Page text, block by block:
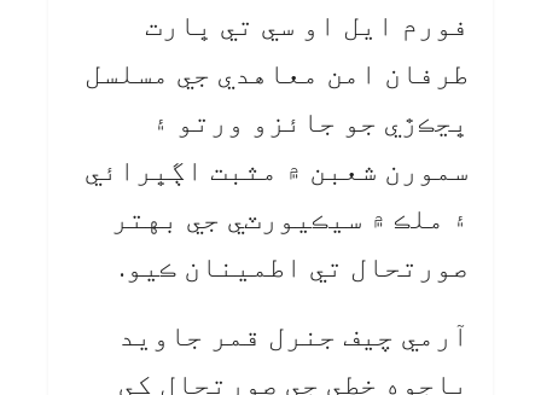
فورم ايل او سي تي ڀارت
طرفان امن معاهدي جي مسلسل
ڀڃڪڙي جو جائزو ورتو ۽
سمورن شعبن ۾ مثبت اڳڀرائي
۽ ملڪ ۾ سيڪيورٽي جي بهتر
صورتحال تي اطمينان ڪيو.
آرمي چيف جنرل قمر جاويد
باجوه خطي جي صورتحال کي